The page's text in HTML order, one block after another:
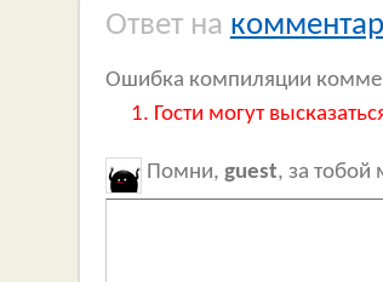
Ответ на
Ошибка компиляции
Гости могут
Помни, guest, за тобой